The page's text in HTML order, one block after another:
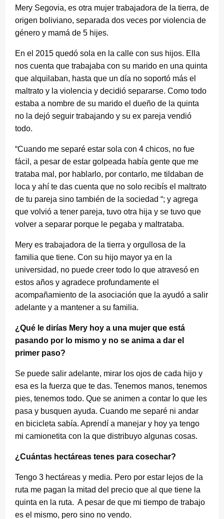
Mery Segovia, es otra mujer trabajadora de la tierra, de
origen boliviano, separada dos veces por violencia de
género y mamá de 5 hijes.
En el 2015 quedó sola en la calle con sus hijos. Ella
nos cuenta que trabajaba con su marido en una quinta
que alquilaban, hasta que un día no soportó más el
maltrato y la violencia y decidió separarse. Como todo
estaba a nombre de su marido el dueño de la quinta
no la dejó seguir trabajando y su ex pareja vendió
todo.
“Cuando me separé estar sola con 4 chicos, no fue
fácil, a pesar de estar golpeada había gente que me
trataba mal, por hablarlo, por contarlo, me tildaban de
loca y ahí te das cuenta que no solo recibís el maltrato
de tu pareja sino también de la sociedad “; y agrega
que volvió a tener pareja, tuvo otra hija y se tuvo que
volver a separar porque le pegaba y maltrataba.
Mery es trabajadora de la tierra y orgullosa de la
familia que tiene. Con su hijo mayor ya en la
universidad, no puede creer todo lo que atravesó en
estos años y agradece profundamente el
acompañamiento de la asociación que la ayudó a salir
adelante y a mantener a su familia.
¿Qué le dirías Mery hoy a una mujer que está
pasando por lo mismo y no se anima a dar el
primer paso?
Se puede salir adelante, mirar los ojos de cada hijo y
esa es la fuerza que te das. Tenemos manos, tenemos
pies, tenemos todo. Que se animen a contar lo que les
pasa y busquen ayuda. Cuando me separé ni andar
en bicicleta sabía. Aprendí a manejar y hoy ya tengo
mi camionetita con la que distribuyo algunas cosas.
¿Cuántas hectáreas tenes para cosechar?
Tengo 3 hectáreas y media. Pero por estar lejos de la
ruta me pagan la mitad del precio que al que tiene la
quinta en la ruta. A pesar de que mi tiempo de trabajo
es el mismo, pero sino no vendo.